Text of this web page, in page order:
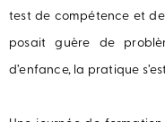
test de compétence et
posait guère de
d’enfance, la pratique